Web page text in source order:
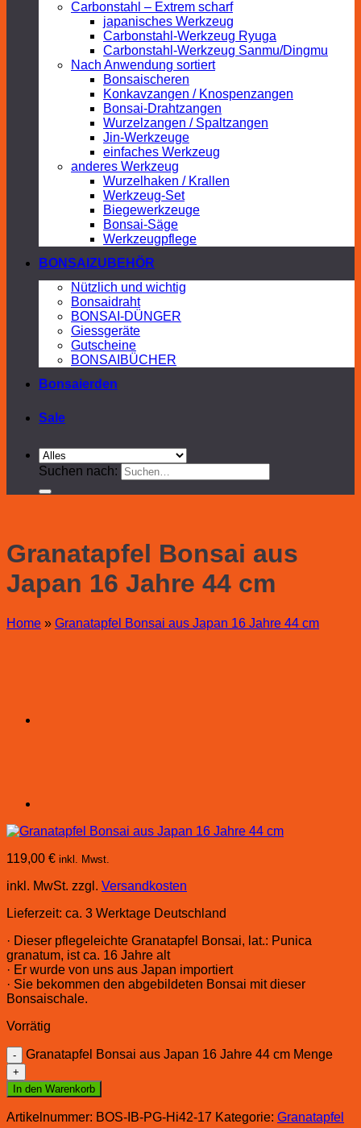
Carbonstahl – Extrem scharf
japanisches Werkzeug
Carbonstahl-Werkzeug Ryuga
Carbonstahl-Werkzeug Sanmu/Dingmu
Nach Anwendung sortiert
Bonsaischeren
Konkavzangen / Knospenzangen
Bonsai-Drahtzangen
Wurzelzangen / Spaltzangen
Jin-Werkzeuge
einfaches Werkzeug
anderes Werkzeug
Wurzelhaken / Krallen
Werkzeug-Set
Biegewerkzeuge
Bonsai-Säge
Werkzeugpflege
BONSAIZUBEHÖR
Nützlich und wichtig
Bonsaidraht
BONSAI-DÜNGER
Giessgeräte
Gutscheine
BONSAIBÜCHER
Bonsaierden
Sale
Suchen nach:
Granatapfel Bonsai aus
Japan 16 Jahre 44 cm
Home » Granatapfel Bonsai aus Japan 16 Jahre 44 cm
119,00 € inkl. Mwst.
inkl. MwSt. zzgl. Versandkosten
Lieferzeit: ca. 3 Werktage Deutschland
· Dieser pflegeleichte Granatapfel Bonsai, lat.: Punica
granatum, ist ca. 16 Jahre alt
· Er wurde von uns aus Japan importiert
· Sie bekommen den abgebildeten Bonsai mit dieser
Bonsaischale.
Vorrätig
Granatapfel Bonsai aus Japan 16 Jahre 44 cm Menge
In den Warenkorb
Artikelnummer: BOS-IB-PG-Hi42-17 Kategorie: Granatapfel